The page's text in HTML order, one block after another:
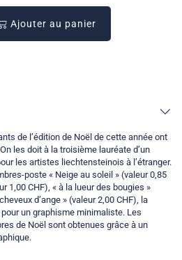
Ajouter au panier
de l’édition de Noël de cette année ont
les doit à la troisième lauréate d’un
les artistes liechtensteinois à l’étranger.
poste « Neige au soleil » (valeur 0,85
1,00 CHF), « à la lueur des bougies »
d’ange » (valeur 2,00 CHF), la
un graphisme minimaliste. Les
de Noël sont obtenues grâce à un